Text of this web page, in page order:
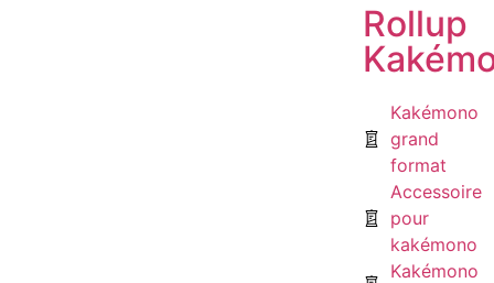
Rollup
Kakémono
grand
format
Accessoire
pour
kakémono
Kakémono